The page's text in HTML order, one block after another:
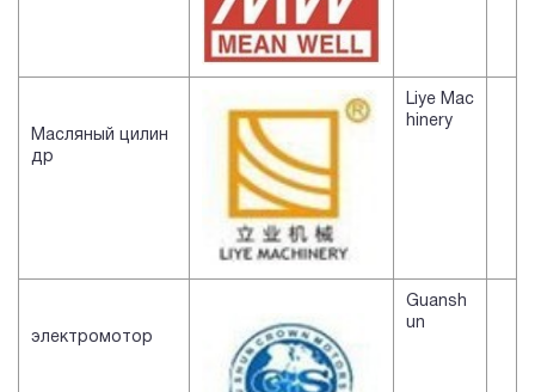
Масляный цилин
др
Liye Mac
hinery
электромотор
Guansh
un